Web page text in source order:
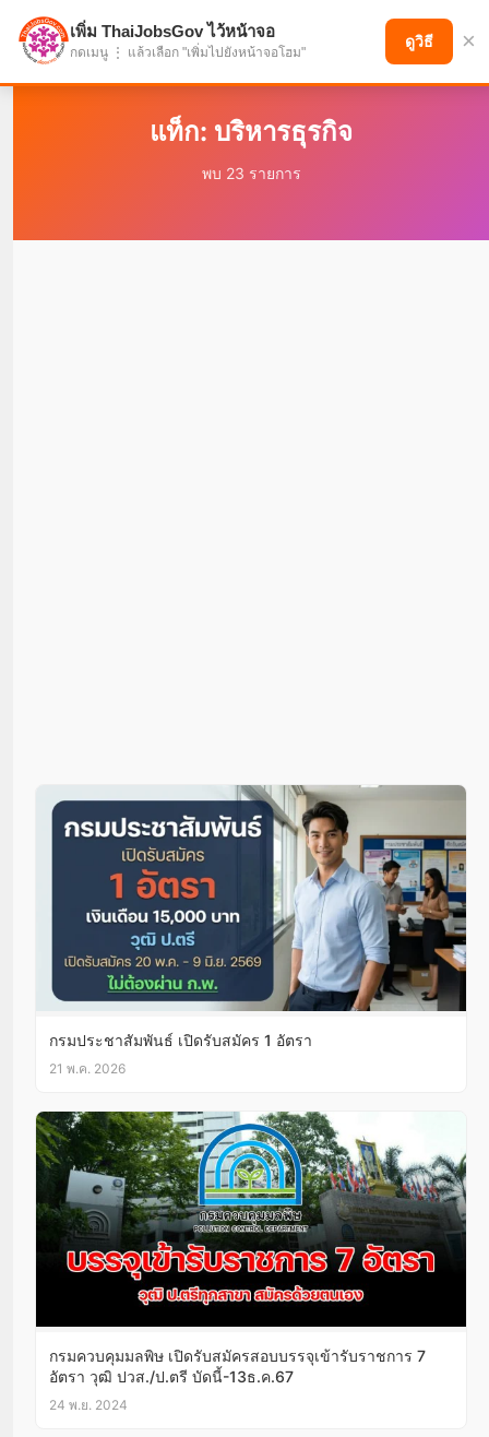
แบ่งปันโอกาส เพื่ออนาคตที่ก้าวหน้า
แท็ก: บริหารธุรกิจ
พบ 23 รายการ
กรมประชาสัมพันธ์ เปิดรับสมัคร 1 อัตรา
21 พ.ค. 2026
กรมควบคุมมลพิษ เปิดรับสมัครสอบบรรจุเข้ารับราชการ 7
อัตรา วุฒิ ปวส./ป.ตรี บัดนี้-13ธ.ค.67
24 พ.ย. 2024
เพิ่ม ThaiJobsGov ไว้หน้าจอ
กดเมนู ⋮ แล้วเลือก "เพิ่มไปยังหน้าจอโฮม"
ดูวิธี ×